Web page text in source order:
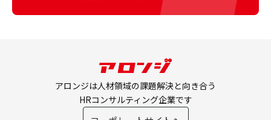
アロンジは人材領域の課題解決と向き合う
HRコンサルティング企業です